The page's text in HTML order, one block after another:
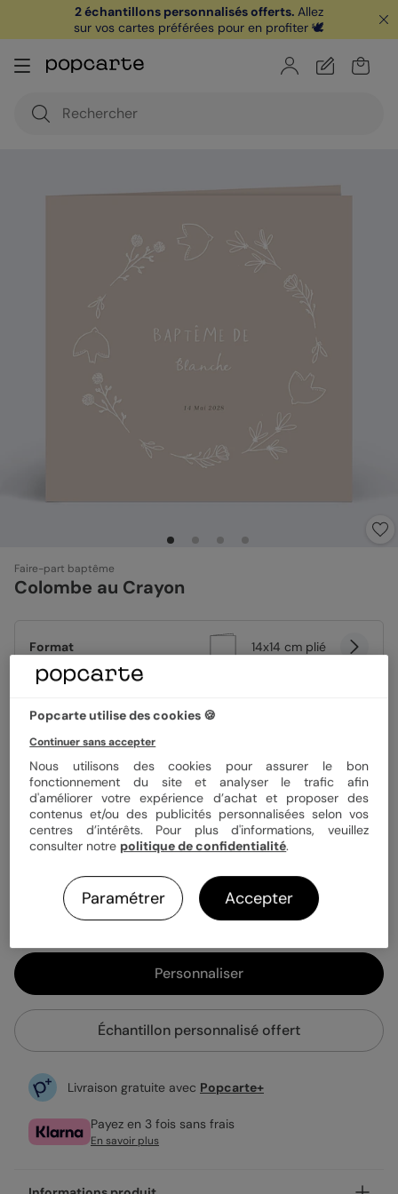
offerte avec le code
je télécharge
2 échantillons personnalisés offerts. Allez
sur vos cartes préférées pour en profiter 🕊️
Faire-part baptême
Colombe au Crayon
Format 14x14 cm plié
Papier
Quantité Échantillon personnalisé
1,29 €
Enveloppe blanche offerte
Fabrication française
Expédition rapide en 24h
Personnaliser
Échantillon personnalisé offert
Livraison gratuite avec Popcarte+
Payez en 3 fois sans frais
En savoir plus
Popcarte utilise des cookies 🍪
Continuer sans accepter
Nous utilisons des cookies pour assurer le bon
fonctionnement du site et analyser le trafic afin
d'améliorer votre expérience d’achat et proposer des
contenus et/ou des publicités personnalisées selon vos
centres d’intérêts. Pour plus d'informations, veuillez
consulter notre politique de confidentialité.
Paramétrer Accepter